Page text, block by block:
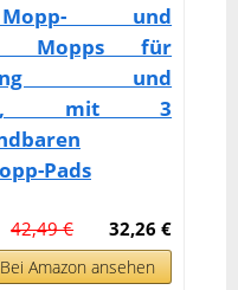
und
Mopps für
und
mit 3
Pads
32,26 €
42,49 €
Bei Amazon ansehen